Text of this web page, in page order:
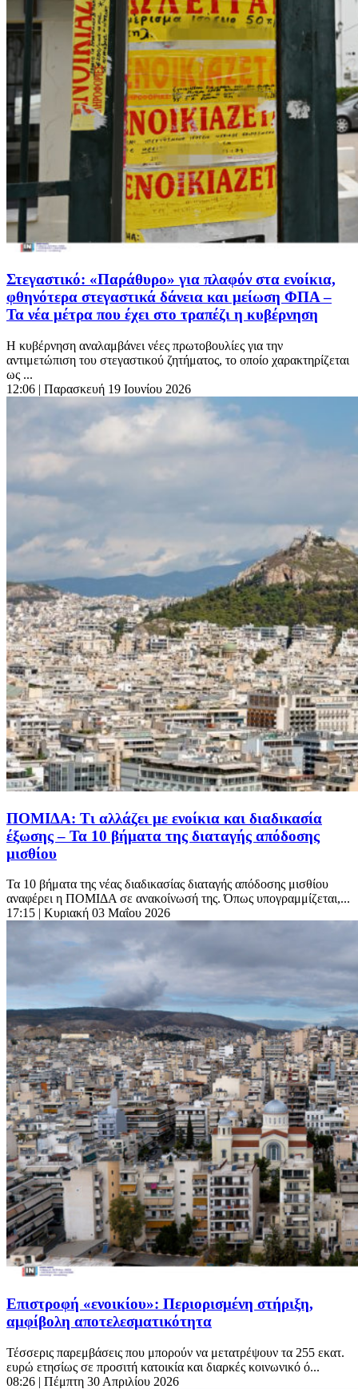
Στεγαστικό: «Παράθυρο» για πλαφόν στα ενοίκια,
φθηνότερα στεγαστικά δάνεια και μείωση ΦΠΑ –
Τα νέα μέτρα που έχει στο τραπέζι η κυβέρνηση
Η κυβέρνηση αναλαμβάνει νέες πρωτοβουλίες για την
αντιμετώπιση του στεγαστικού ζητήματος, το οποίο χαρακτηρίζεται
ως ...
12:06 | Παρασκευή 19 Ιουνίου 2026
ΠΟΜΙΔΑ: Τι αλλάζει με ενοίκια και διαδικασία
έξωσης – Τα 10 βήματα της διαταγής απόδοσης
μισθίου
Τα 10 βήματα της νέας διαδικασίας διαταγής απόδοσης μισθίου
αναφέρει η ΠΟΜΙΔΑ σε ανακοίνωσή της. Όπως υπογραμμίζεται,...
17:15 | Κυριακή 03 Μαΐου 2026
Επιστροφή «ενοικίου»: Περιορισμένη στήριξη,
αμφίβολη αποτελεσματικότητα
Τέσσερις παρεμβάσεις που μπορούν να μετατρέψουν τα 255 εκατ.
ευρώ ετησίως σε προσιτή κατοικία και διαρκές κοινωνικό ό...
08:26 | Πέμπτη 30 Απριλίου 2026